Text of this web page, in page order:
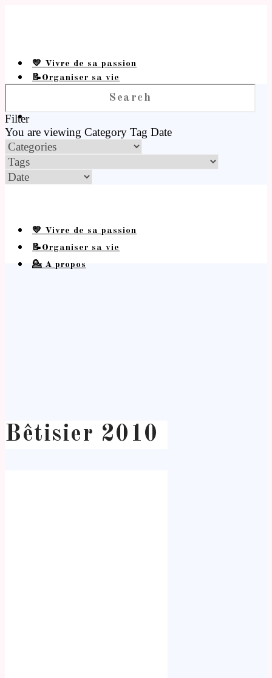
💛 Vivre de sa passion
📝Organiser sa vie
Filter
You are viewing Category Tag Date
💛 Vivre de sa passion
📝Organiser sa vie
💁 A propos
Bêtisier 2010